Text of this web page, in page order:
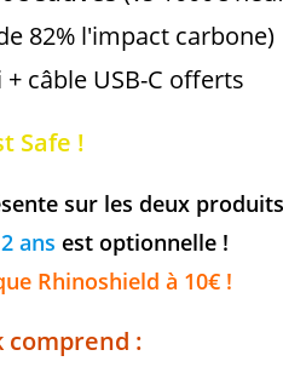
82% l'impact carbone)
câble USB-C offerts
Safe !
sur les deux
ans est optionnelle !
Rhinoshield à 10€ !
comprend :